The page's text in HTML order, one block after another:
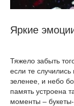
Яркие
Тяжело забыть
если те случились
зеленее, и небо
память устроена
моменты –